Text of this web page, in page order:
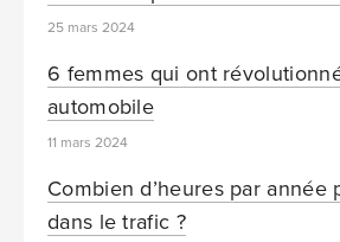
25 mars 2024
6 femmes qui ont
automobile
11 mars 2024
Combien d’heures par année
dans le trafic ?